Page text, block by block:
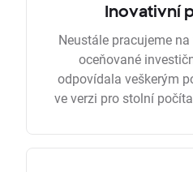
Inovativní
Neustále pracujeme
oceňované
odpovídala veškerým
ve verzi pro stolní